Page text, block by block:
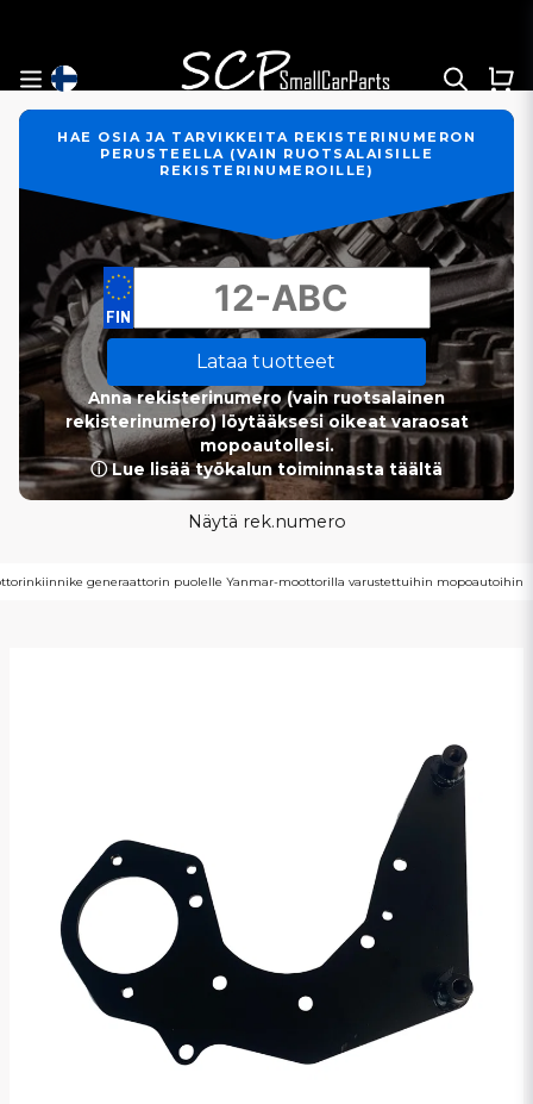
HAE OSIA JA TARVIKKEITA REKISTERINUMERON
PERUSTEELLA (VAIN RUOTSALAISILLE
REKISTERINUMEROILLE)
Lataa tuotteet
Anna rekisterinumero (vain ruotsalainen
rekisterinumero) löytääksesi oikeat varaosat
mopoautollesi.
ⓘ Lue lisää työkalun toiminnasta täältä
Näytä rek.numero
generaattorin puolelle Yanmar-moottorilla varustettuihin mopoautoihin